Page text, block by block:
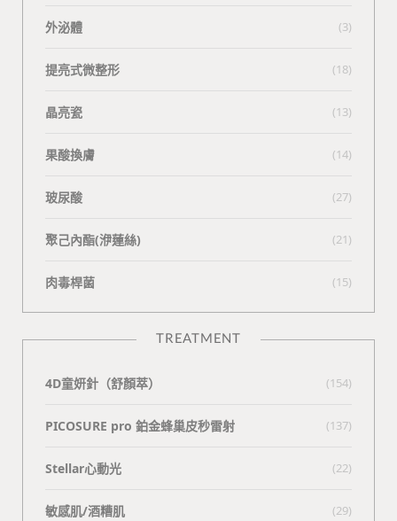
外泌體 (3)
提亮式微整形 (18)
晶亮瓷 (13)
果酸換膚 (14)
玻尿酸 (27)
聚己內酯(洢蓮絲) (21)
肉毒桿菌 (15)
TREATMENT
4D童妍針（舒顏萃） (154)
PICOSURE pro 鉑金蜂巢皮秒雷射 (137)
Stellar心動光 (22)
敏感肌/酒糟肌 (29)